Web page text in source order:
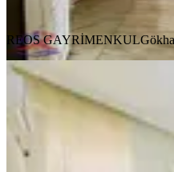
REOS GAYRİMENKUL
MANZARALI
2+1
Onikişubat,